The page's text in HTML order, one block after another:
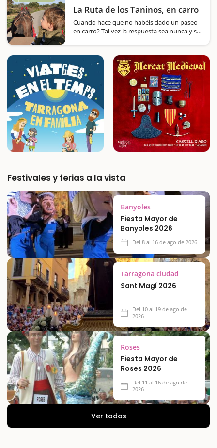
pequeños…
La Ruta de los Taninos, en carro
Cuando hace que no habéis dado un paseo
en carro? Tal vez la respuesta sea nunca y si
comarca del Alt Camp, y que seguro que os
encantará.La salida suele ser ante…
Festivales y ferias a la vista
Banyoles
Fiesta Mayor de
Banyoles 2026
Del 8 al 16 de ago de 2026
Tarragona ciudad
Sant Magí 2026
Del 10 al 19 de ago de
2026
Roses
Fiesta Mayor de
Roses 2026
Del 11 al 16 de ago de
2026
Ver todos